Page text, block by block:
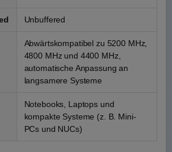
Unbuffered
Abwärtskompatibel zu 5200 MHz,
4800 MHz und 4400 MHz,
automatische Anpassung an
langsamere Systeme
Notebooks, Laptops und
kompakte Systeme (z. B. Mini-
PCs und NUCs)